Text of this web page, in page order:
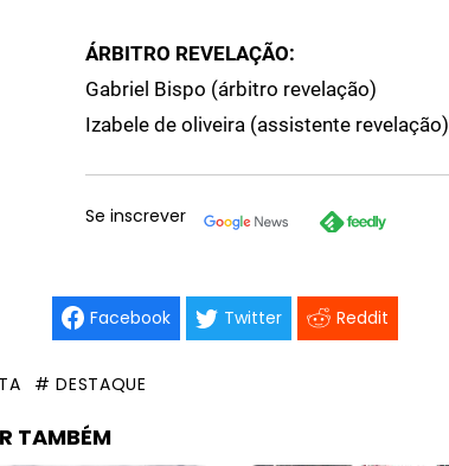
ÁRBITRO REVELAÇÃO:
Gabriel Bispo (árbitro revelação)
Izabele de oliveira (assistente revelação)
Se inscrever
Facebook Twitter Reddit
# DESTAQUE
TAMBÉM